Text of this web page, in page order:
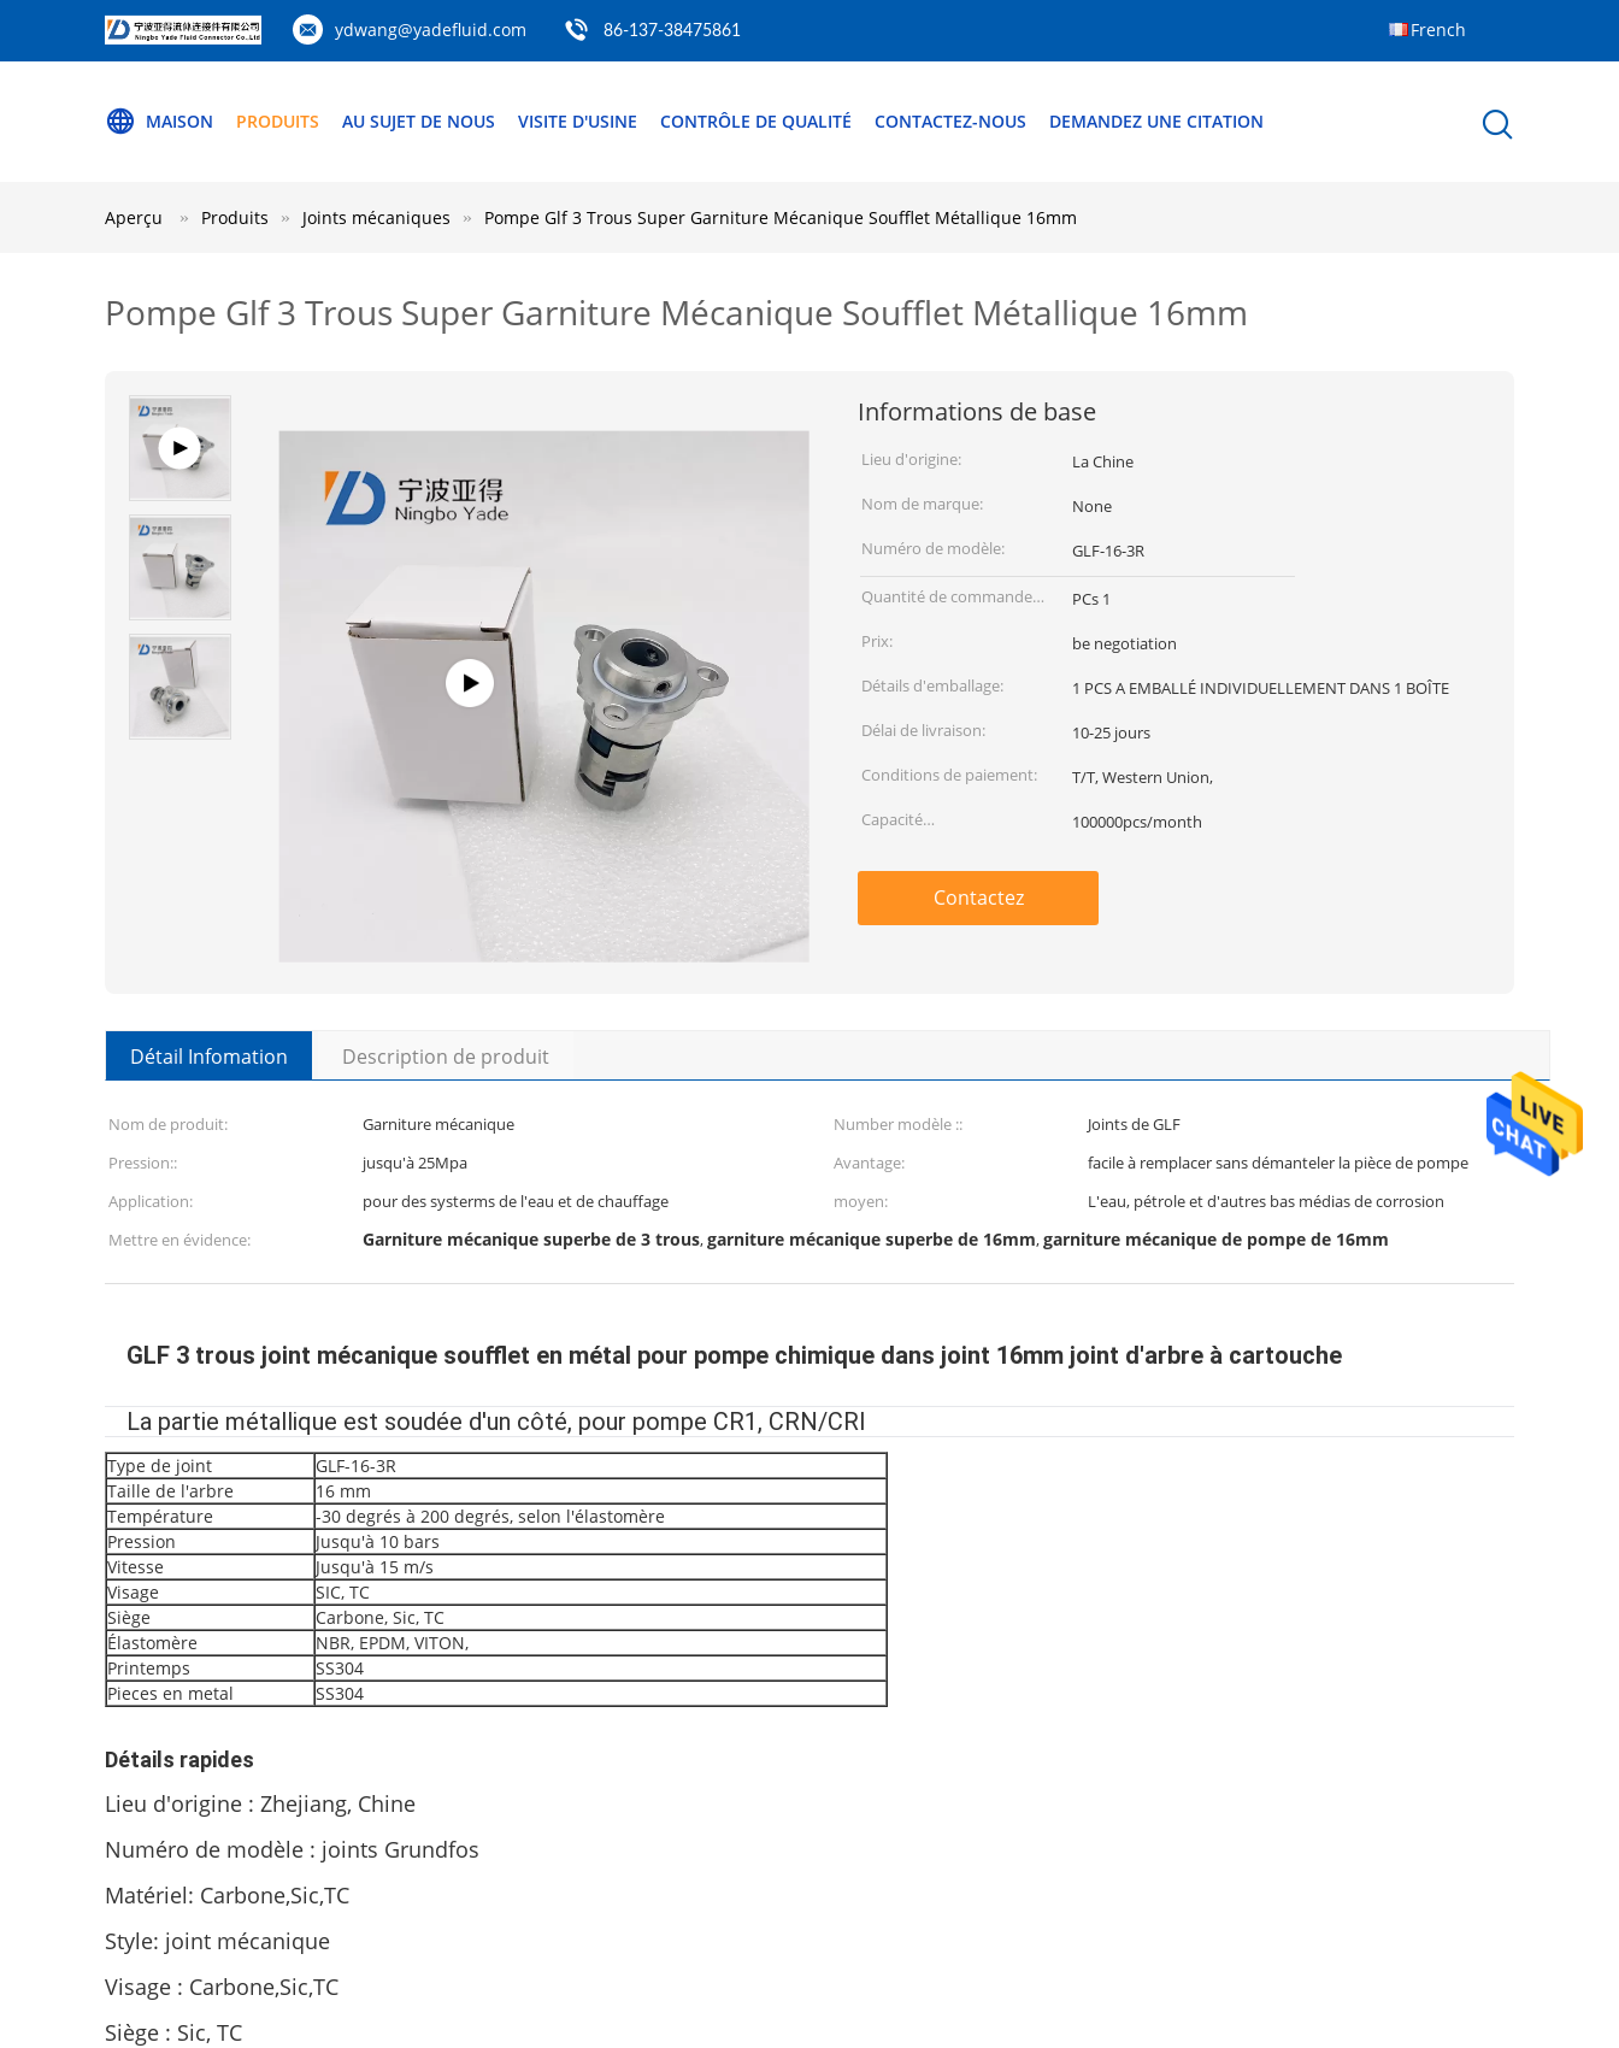
ydwang@yadefluid.com 86-137-38475861 French
MAISON PRODUITS AU SUJET DE NOUS VISITE D'USINE CONTRÔLE DE QUALITÉ CONTACTEZ-NOUS DEMANDEZ UNE CITATION
Aperçu Produits Joints mécaniques Pompe Glf 3 Trous Super Garniture Mécanique Soufflet Métallique 16mm
Pompe Glf 3 Trous Super Garniture Mécanique Soufflet Métallique 16mm
Informations de base
Lieu d'origine:
La Chine
Nom de marque:
None
Numéro de modèle:
GLF-16-3R
Quantité de commande
min:
PCs 1
Prix:
be negotiation
Détails d'emballage:
1 PCS A EMBALLÉ INDIVIDUELLEMENT DANS 1 BOÎTE
Délai de livraison:
10-25 jours
Conditions de paiement:
T/T, Western Union,
Capacité
100000pcs/month
Contactez
Détail Infomation Description de produit
Nom de produit: Garniture mécanique Number modèle ::
Joints de GLF
Pression::
jusqu'à 25Mpa Avantage:
facile à remplacer sans démanteler la pièce de pompe
Application:
pour des systerms de l'eau et de chauffage moyen:
L'eau, pétrole et d'autres bas médias de corrosion
Mettre en évidence:
Garniture mécanique superbe de 3 trous,garniture mécanique superbe de 16mm,garniture mécanique de pompe de 16mm
GLF 3 trous joint mécanique soufflet en métal pour pompe chimique dans joint 16mm joint d'arbre à cartouche
La partie métallique est soudée d'un côté, pour pompe CR1, CRN/CRI
Type de joint
GLF-16-3R
Taille de l'arbre
16 mm
Température
-30 degrés à 200 degrés, selon l'élastomère
Pression
Jusqu'à 10 bars
Vitesse
Jusqu'à 15 m/s
Visage
SIC, TC
Siège
Carbone, Sic, TC
Élastomère
NBR, EPDM, VITON,
Printemps
SS304
Pieces en metal
SS304
Détails rapides
Lieu d'origine : Zhejiang, Chine
Numéro de modèle : joints Grundfos
Matériel: Carbone,Sic,TC
Style: joint mécanique
Visage : Carbone,Sic,TC
Siège : Sic, TC